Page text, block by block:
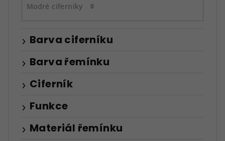
Modré ciferníky 0
Barva ciferníku
Barva řemínku
Ciferník
Funkce
Materiál řemínku